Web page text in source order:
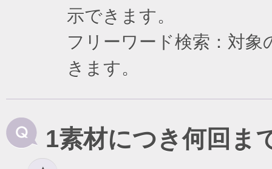
示できます。
フリーワード検索：対
きます。
1素材につき何回ま